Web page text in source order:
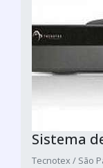
Sistema
Tecnotex / São